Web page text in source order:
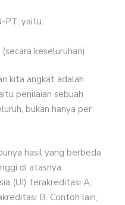
PT, yaitu:
keseluruhan)
kita angkat adalah
penilaian sebuah
bukan hanya per
hasil yang berbeda
di atasnya.
(UI) terakreditasi A,
B. Contoh lain,